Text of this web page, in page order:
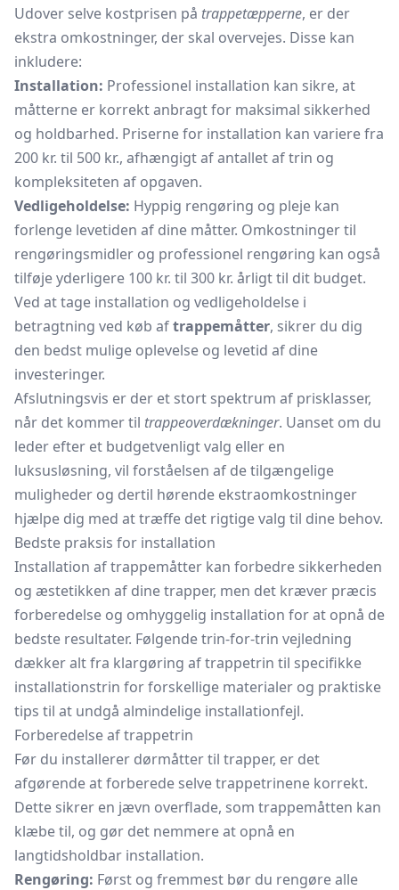
Udover selve kostprisen på trappetæpperne, er der
ekstra omkostninger, der skal overvejes. Disse kan
inkludere:
Installation: Professionel installation kan sikre, at
måtterne er korrekt anbragt for maksimal sikkerhed
og holdbarhed. Priserne for installation kan variere fra
200 kr. til 500 kr., afhængigt af antallet af trin og
kompleksiteten af opgaven.
Vedligeholdelse: Hyppig rengøring og pleje kan
forlenge levetiden af dine måtter. Omkostninger til
rengøringsmidler og professionel rengøring kan også
tilføje yderligere 100 kr. til 300 kr. årligt til dit budget.
Ved at tage installation og vedligeholdelse i
betragtning ved køb aftrappemåtter, sikrer du dig
den bedst mulige oplevelse og levetid af dine
investeringer.
Afslutningsvis er der et stort spektrum af prisklasser,
når det kommer til trappeoverdækninger. Uanset om du
leder efter et budgetvenligt valg eller en
luksusløsning, vil forståelsen af de tilgængelige
muligheder og dertil hørende ekstraomkostninger
hjælpe dig med at træffe det rigtige valg til dine behov.
Bedste praksis for installation
Installation af trappemåtter kan forbedre sikkerheden
og æstetikken af dine trapper, men det kræver præcis
forberedelse og omhyggelig installation for at opnå de
bedste resultater. Følgende trin-for-trin vejledning
dækker alt fra klargøring af trappetrin til specifikke
installationstrin for forskellige materialer og praktiske
tips til at undgå almindelige installationfejl.
Forberedelse af trappetrin
Før du installerer dørmåtter til trapper, er det
afgørende at forberede selve trappetrinene korrekt.
Dette sikrer en jævn overflade, som trappemåtten kan
klæbe til, og gør det nemmere at opnå en
langtidsholdbar installation.
Rengøring: Først og fremmest bør du rengøre alle